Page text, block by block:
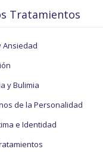
Tratamientos
Ansiedad
y Bulimia
de la Personalidad
e Identidad